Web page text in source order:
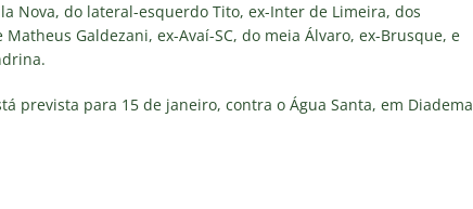
Nova, do lateral-esquerdo Tito, ex-Inter de Limeira, dos
Galdezani, ex-Avaí-SC, do meia Álvaro, ex-Brusque, e
prevista para 15 de janeiro, contra o Água Santa, em Diadema